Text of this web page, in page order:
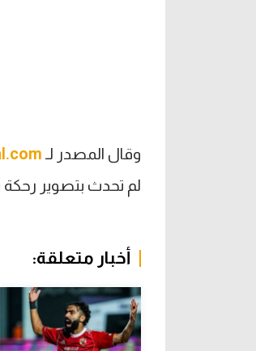
وقال المصدر لـ
لم تحدث بتصوير رحكة
أخبار متعلقة: